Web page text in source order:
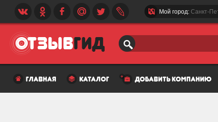
Мой город: Санкт-
главная каталог добавить компанию